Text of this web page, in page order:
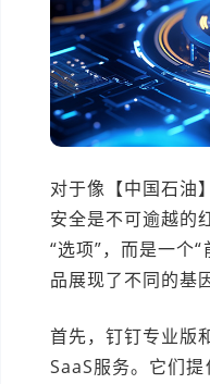
对于像【中国石油
安全是不可逾越的
“选项”，而是一个
品展现了不同的基
首先，钉钉专业版
SaaS服务。它们